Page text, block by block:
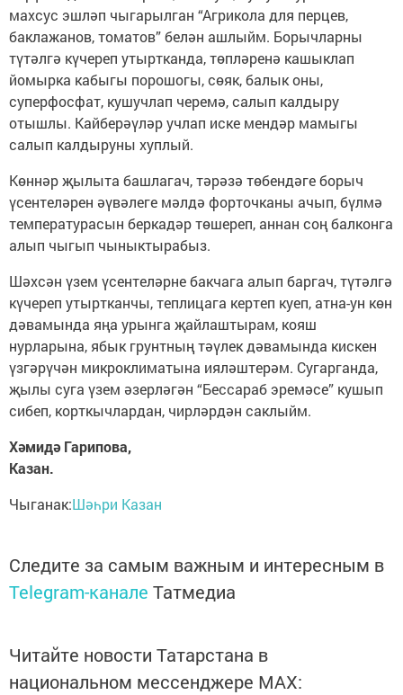
махсус эшләп чыгарылган “Агрикола для перцев,
баклажанов, томатов” белән ашлыйм. Борычларны
түтәлгә күчереп утыртканда, төпләренә кашыклап
йомырка кабыгы порошогы, сөяк, балык оны,
суперфосфат, кушучлап черемә, салып калдыру
отышлы. Кайберәүләр учлап иске мендәр мамыгы
салып калдыруны хуплый.
Көннәр җылыта башлагач, тәрәзә төбендәге борыч
үсентеләрен әүвәлеге мәлдә форточканы ачып, бүлмә
температурасын беркадәр төшереп, аннан соң балконга
алып чыгып чыныктырабыз.
Шәхсән үзем үсентеләрне бакчага алып баргач, түтәлгә
күчереп утыртканчы, теплицага кертеп куеп, атна-ун көн
дәвамында яңа урынга җайлаштырам, кояш
нурларына, ябык грунтның тәүлек дәвамында кискен
үзгәрүчән микроклиматына ияләштерәм. Сугарганда,
җылы суга үзем әзерләгән “Бессараб эремәсе” кушып
сибеп, корткычлардан, чирләрдән саклыйм.
Хәмидә Гарипова,
Казан.
Чыганак:Шәһри Казан
Следите за самым важным и интересным в
Telegram-канале Татмедиа
Читайте новости Татарстана в
национальном мессенджере MАХ: